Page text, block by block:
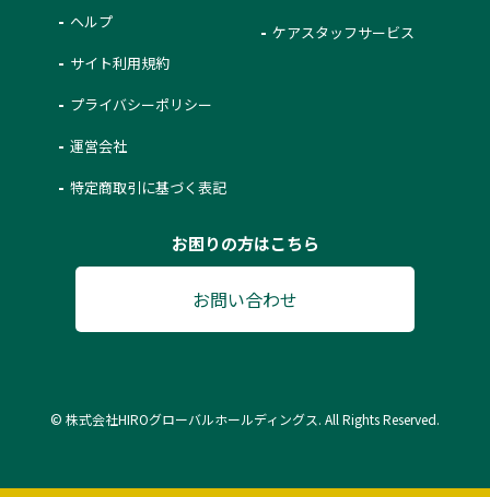
ヘルプ
サイト利用規約
プライバシーポリシー
運営会社
特定商取引に基づく表記
ケアスタッフサービス
お困りの方はこちら
お問い合わせ
© 株式会社HIROグローバルホールディングス. All Rights Reserved.